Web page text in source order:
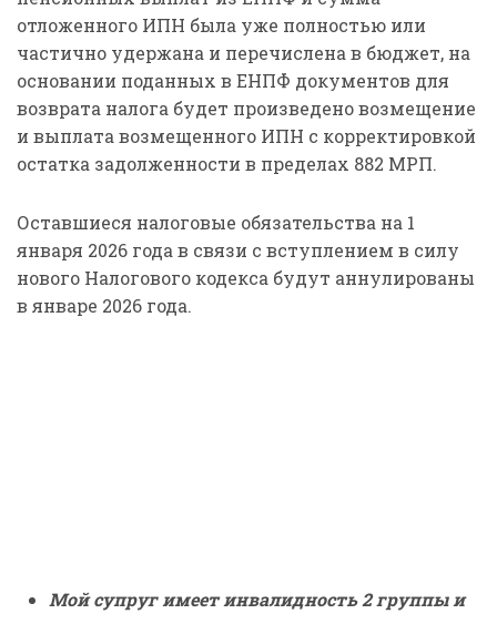
отложенного ИПН была уже полностью или
частично удержана и перечислена в бюджет, на
основании поданных в ЕНПФ документов для
возврата налога будет произведено возмещение
и выплата возмещенного ИПН с корректировкой
остатка задолженности в пределах 882 МРП.
Оставшиеся налоговые обязательства на 1
января 2026 года в связи с вступлением в силу
нового Налогового кодекса будут аннулированы
в январе 2026 года.
Мой супруг имеет инвалидность 2 группыи